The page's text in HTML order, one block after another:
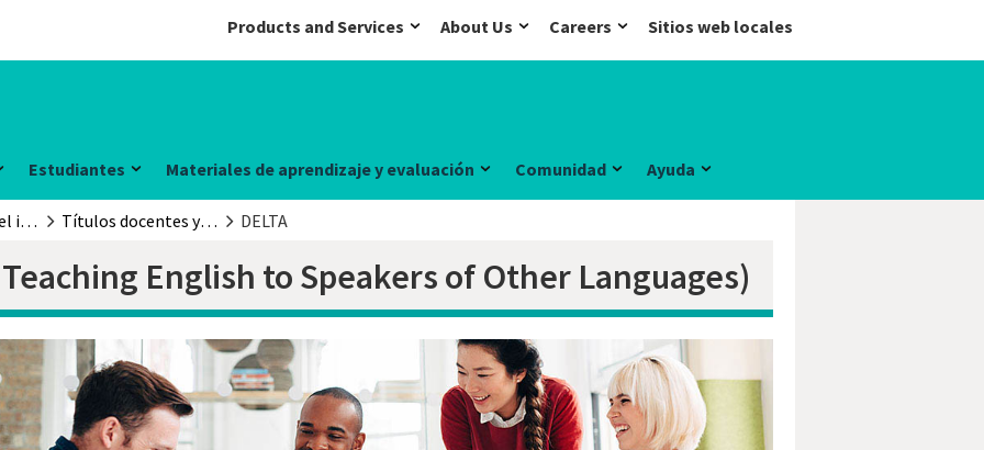
Products and Services About Us Careers Sitios web locales
Estudiantes Materiales de aprendizaje y evaluación Comunidad Ayuda
La enseñanza del inglés Títulos docentes y cursos DELTA
English to Speakers of Other Languages)